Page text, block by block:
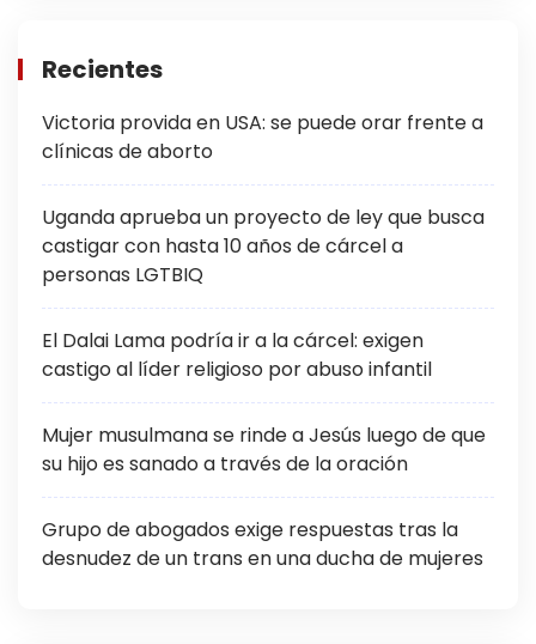
Recientes
Victoria provida en USA: se puede orar frente a
clínicas de aborto
Uganda aprueba un proyecto de ley que busca
castigar con hasta 10 años de cárcel a
personas LGTBIQ
El Dalai Lama podría ir a la cárcel: exigen
castigo al líder religioso por abuso infantil
Mujer musulmana se rinde a Jesús luego de que
su hijo es sanado a través de la oración
Grupo de abogados exige respuestas tras la
desnudez de un trans en una ducha de mujeres